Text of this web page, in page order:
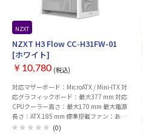
NZXT
NZXT H3 Flow CC-H31FW-01
[ホワイト]
￥10,780 (税込)
対応マザーボード：MicroATX / Mini-ITX 対
応グラフィックボード：最大377 mm 対応
CPUクーラー高さ：最大170 mm 最大電源
長さ：ATX 185 mm 標準搭載ファン：あり
本体サイズ（幅x高さx奥行）：
(0)